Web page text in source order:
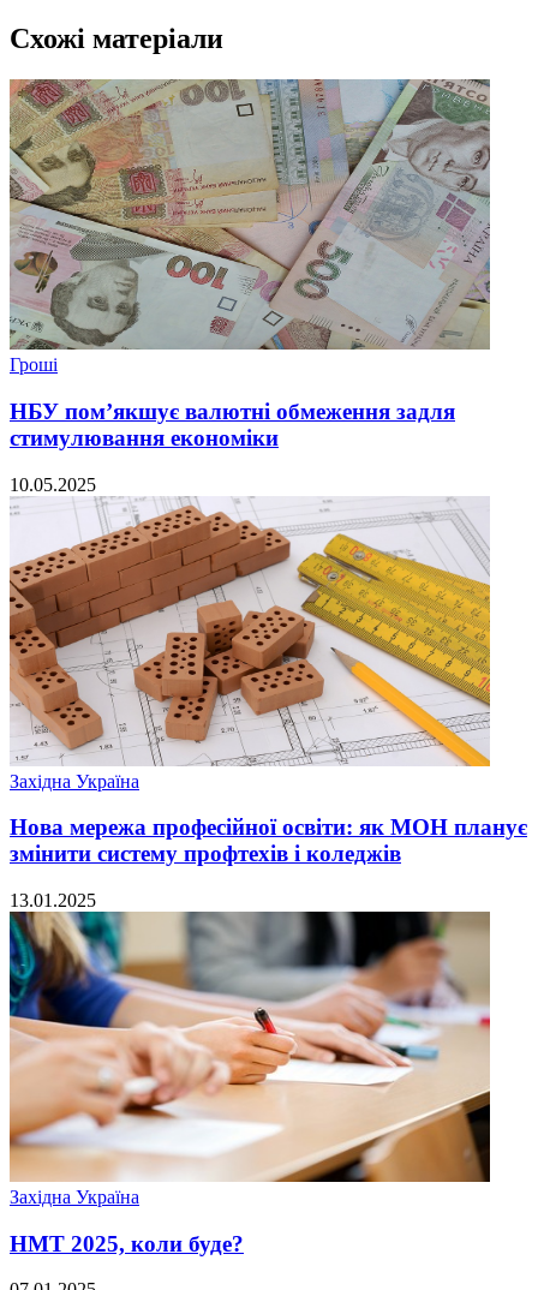
Схожі матеріали
Гроші
НБУ пом’якшує валютні обмеження задля
стимулювання економіки
10.05.2025
Західна Україна
Нова мережа професійної освіти: як МОН планує
змінити систему профтехів і коледжів
13.01.2025
Західна Україна
НМТ 2025, коли буде?